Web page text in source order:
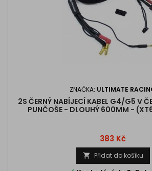
ZNAČKA: ULTIMATE
2S ČERNÝ NABÍJECÍ KABEL G4/G5 V
PUNČOŠE - DLOUHÝ 600MM -
Cena
383 Kč
 Přidat do košíku